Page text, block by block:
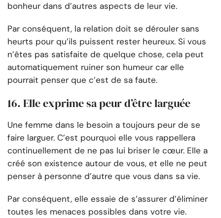
bonheur dans d’autres aspects de leur vie.
Par conséquent, la relation doit se dérouler sans
heurts pour qu’ils puissent rester heureux. Si vous
n’êtes pas satisfaite de quelque chose, cela peut
automatiquement ruiner son humeur car elle
pourrait penser que c’est de sa faute.
16. Elle exprime sa peur d’être larguée
Une femme dans le besoin a toujours peur de se
faire larguer. C’est pourquoi elle vous rappellera
continuellement de ne pas lui briser le cœur. Elle a
créé son existence autour de vous, et elle ne peut
penser à personne d’autre que vous dans sa vie.
Par conséquent, elle essaie de s’assurer d’éliminer
toutes les menaces possibles dans votre vie.